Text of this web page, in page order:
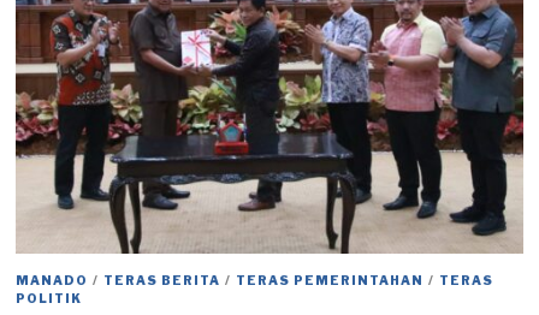
MANADO / TERAS BERITA / TERAS PEMERINTAHAN / TERAS
POLITIK